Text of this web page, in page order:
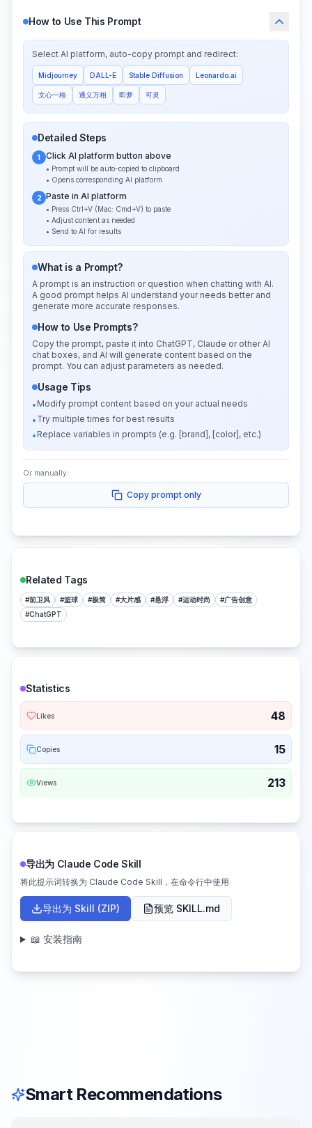
How to Use This Prompt
Select AI platform, auto-copy prompt and redirect:
Midjourney DALL-E Stable Diffusion Leonardo.ai
文心一格 通义万相 即梦 可灵
Detailed Steps
1 Click AI platform button above
• Prompt will be auto-copied to clipboard
• Opens corresponding AI platform
2 Paste in AI platform
• Press Ctrl+V (Mac: Cmd+V) to paste
• Adjust content as needed
• Send to AI for results
What is a Prompt?
A prompt is an instruction or question when chatting with AI.
A good prompt helps AI understand your needs better and
generate more accurate responses.
How to Use Prompts?
Copy the prompt, paste it into ChatGPT, Claude or other AI
chat boxes, and AI will generate content based on the
prompt. You can adjust parameters as needed.
Usage Tips
• Modify prompt content based on your actual needs
• Try multiple times for best results
• Replace variables in prompts (e.g. [brand], [color], etc.)
Or manually:
Copy prompt only
Related Tags
#前卫风 #篮球 #极简 #大片感 #悬浮 #运动时尚 #广告创意
#ChatGPT
Statistics
Likes 48
Copies 15
Views 213
导出为 Claude Code Skill
将此提示词转换为 Claude Code Skill，在命令行中使用
导出为 Skill (ZIP) 预览 SKILL.md
📖 安装指南
Smart Recommendations